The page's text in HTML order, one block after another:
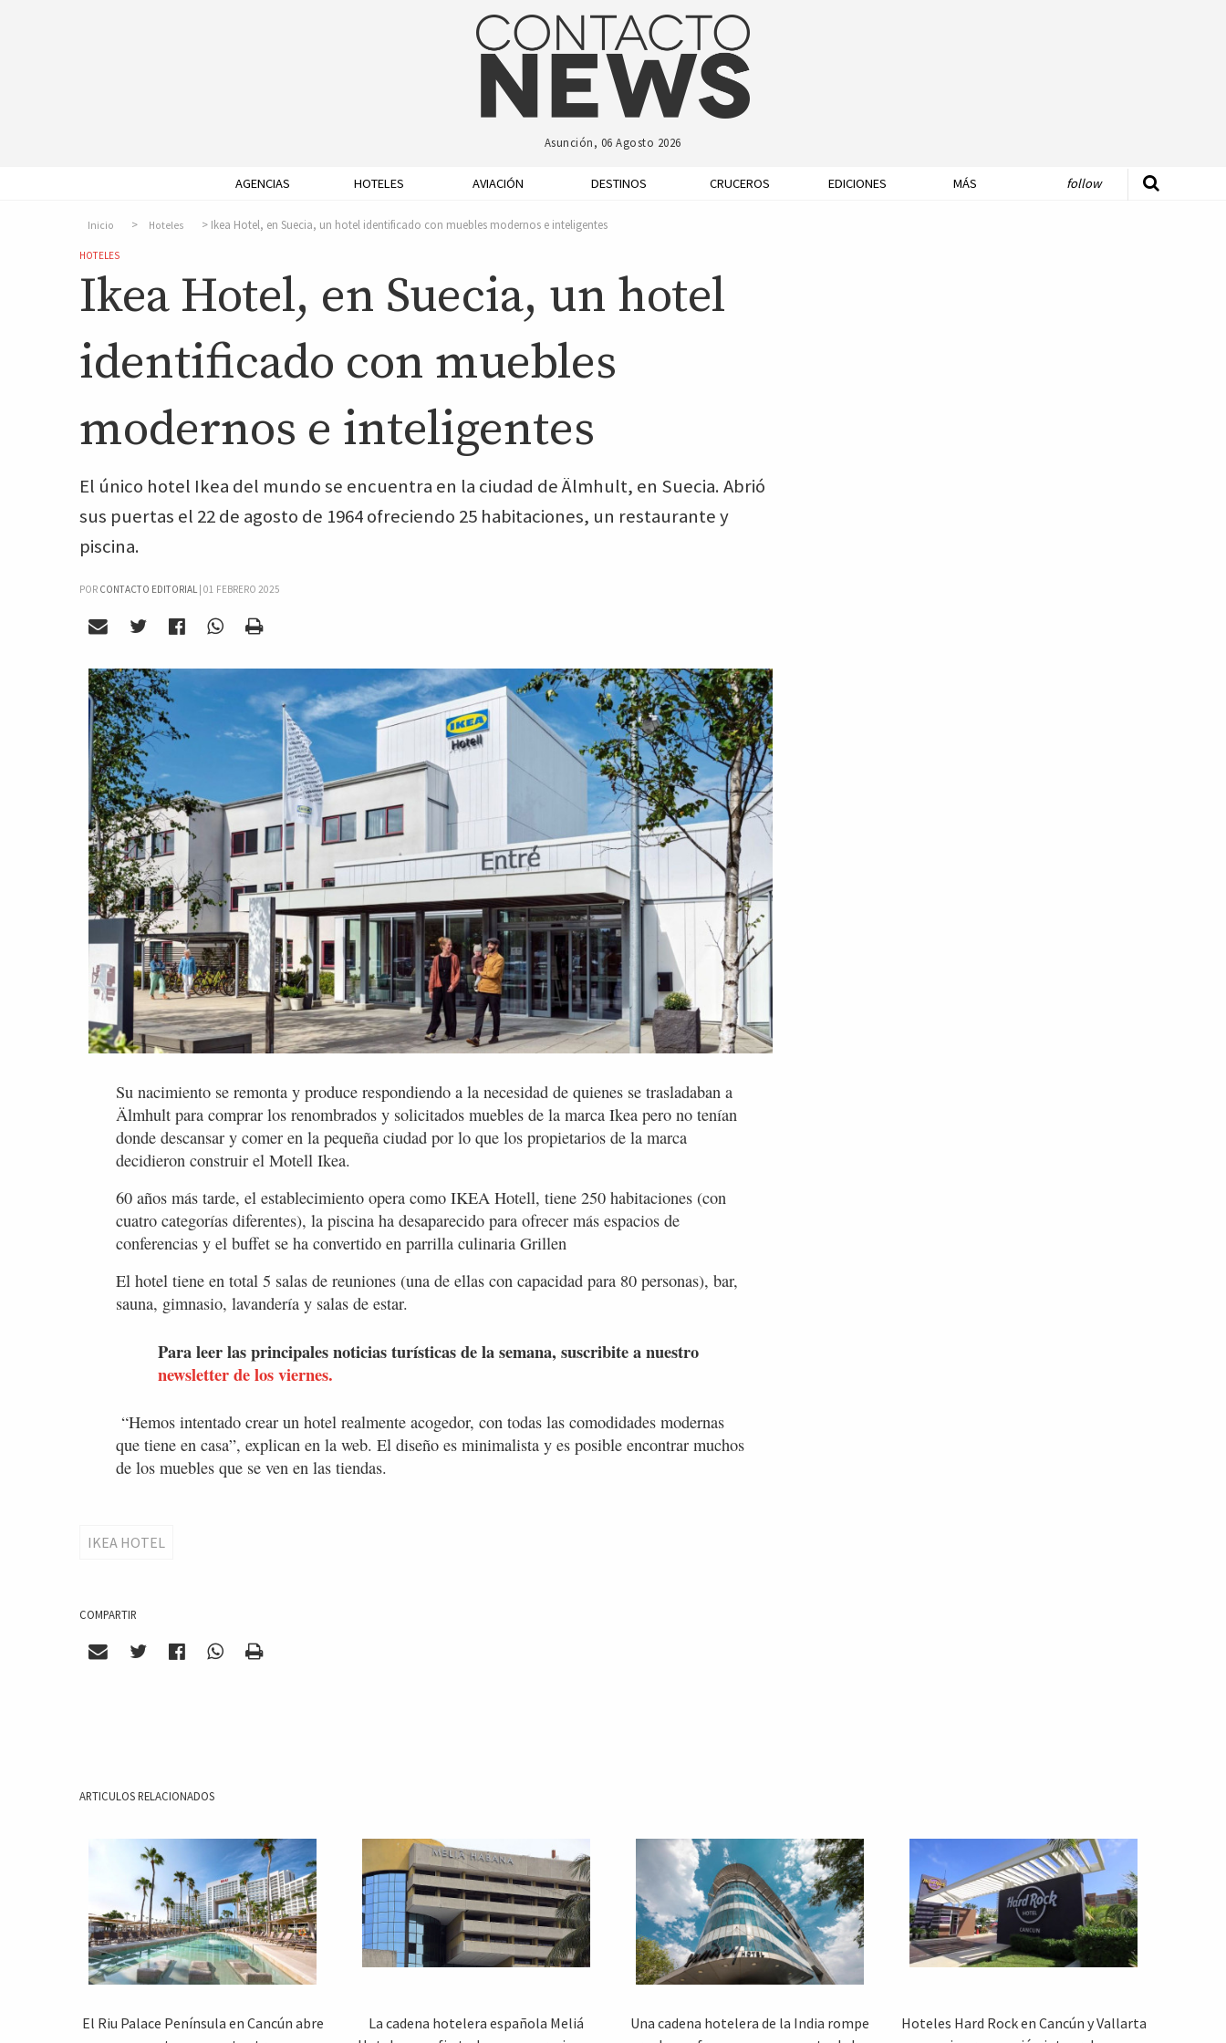
Asunción, 06 Agosto 2026
AGENCIAS HOTELES AVIACIÓN DESTINOS CRUCEROS EDICIONES MÁS follow
Inicio Hoteles Ikea Hotel, en Suecia, un hotel identificado con muebles modernos e inteligentes
HOTELES
Ikea Hotel, en Suecia, un hotel
identificado con muebles
modernos e inteligentes
El único hotel Ikea del mundo se encuentra en la ciudad de Älmhult, en Suecia. Abrió
sus puertas el 22 de agosto de 1964 ofreciendo 25 habitaciones, un restaurante y
piscina.
POR CONTACTO EDITORIAL | 01 FEBRERO 2025
Su nacimiento se remonta y produce respondiendo a la necesidad de quienes se trasladaban a
Älmhult para comprar los renombrados y solicitados muebles de la marca Ikea pero no tenían
donde descansar y comer en la pequeña ciudad por lo que los propietarios de la marca
decidieron construir el Motell Ikea.
60 años más tarde, el establecimiento opera como IKEA Hotell, tiene 250 habitaciones (con
cuatro categorías diferentes), la piscina ha desaparecido para ofrecer más espacios de
conferencias y el buffet se ha convertido en parrilla culinaria Grillen
El hotel tiene en total 5 salas de reuniones (una de ellas con capacidad para 80 personas), bar,
sauna, gimnasio, lavandería y salas de estar.
Para leer las principales noticias turísticas de la semana, suscribite a nuestro
newsletter de los viernes.
“Hemos intentado crear un hotel realmente acogedor, con todas las comodidades modernas
que tiene en casa”, explican en la web. El diseño es minimalista y es posible encontrar muchos
de los muebles que se ven en las tiendas.
IKEA HOTEL
COMPARTIR
ARTICULOS RELACIONADOS
El Riu Palace Península en Cancún abre
La cadena hotelera española Meliá
Una cadena hotelera de la India rompe
Hoteles Hard Rock en Cancún y Vallarta